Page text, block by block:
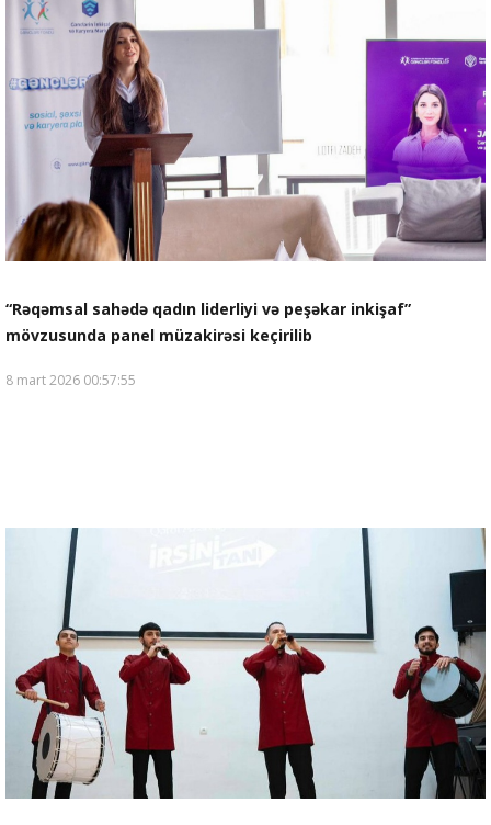
“Rəqəmsal sahədə qadın liderliyi və peşəkar inkişaf”
mövzusunda panel müzakirəsi keçirilib
8 mart 2026 00:57:55